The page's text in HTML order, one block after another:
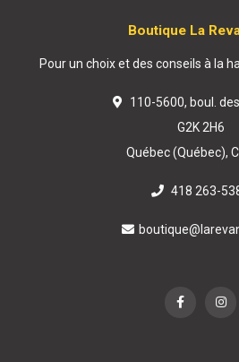
Boutique La
Pour un choix et des conseils à la
110-5600, boul.
G2K 2H6
Québec (Québec),
418 263-